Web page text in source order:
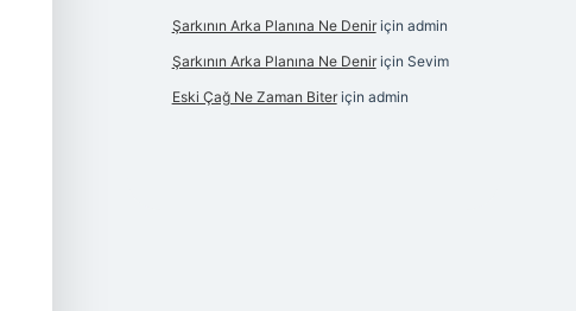
Şarkının Arka Planına Ne Deniriçin admin
Şarkının Arka Planına Ne Deniriçin Sevim
Eski Çağ Ne Zaman Biteriçin admin